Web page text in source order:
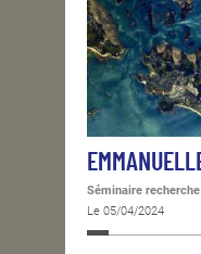
Séminaire
Le 05/04/2024